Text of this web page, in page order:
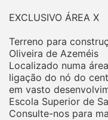
EXCLUSIVO ÁREA X
Terreno para
Oliveira de Azeméis
Localizado numa
ligação do nó do
em vasto
Escola Superior de
Consulte-nos para